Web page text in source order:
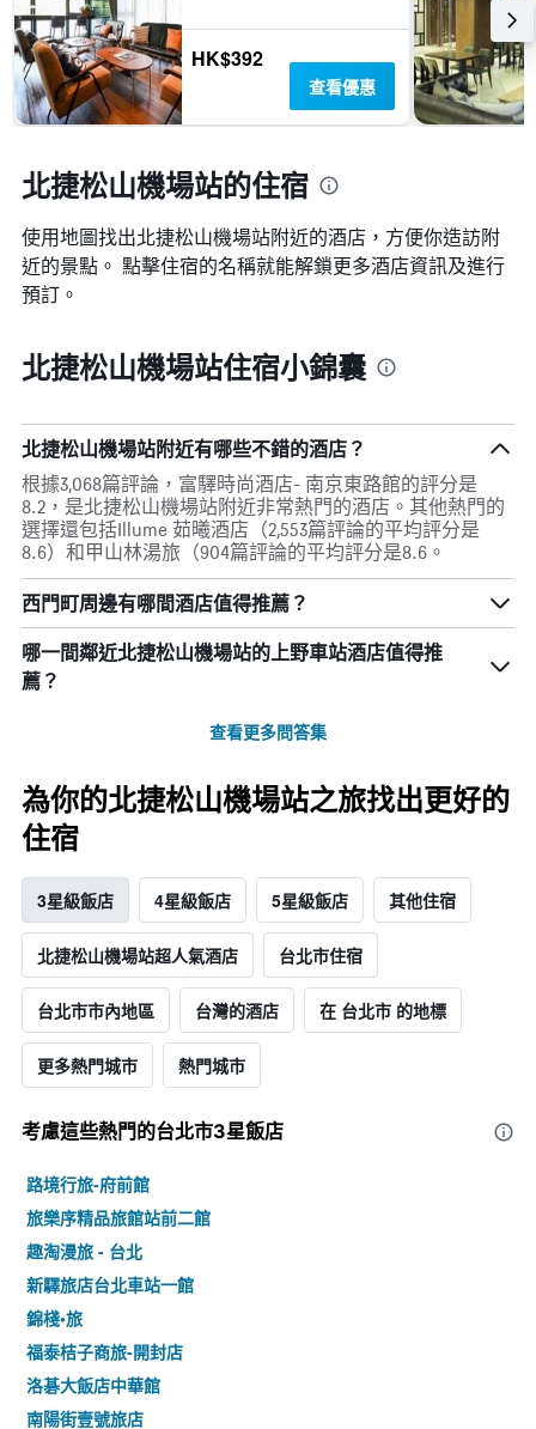
HK$392
查看優惠
北捷松山機場站的住宿
使用地圖找出北捷松山機場站​附近的酒店，方便你造訪附
近的景點。 點擊住宿的名稱就能解鎖更多酒店資訊及進行
預訂。
北捷松山機場站住宿小錦囊
北捷松山機場站附近有哪些不錯的酒店？
根據3,068篇評論，富驛時尚酒店- 南京東路館的評分是
8.2，是北捷松山機場站附近非常熱門的酒店。其他熱門的
選擇還包括Illume 茹曦酒店（2,553篇評論的平均評分是
8.6）和甲山林湯旅（904篇評論的平均評分是8.6。
西門町周邊有哪間酒店值得推薦？
哪一間鄰近北捷松山機場站的上野車站酒店值得推
薦？
查看更多問答集
為你的北捷松山機場站之旅找出更好的
住宿
3星級飯店 4星級飯店 5星級飯店 其他住宿
北捷松山機場站超人氣酒店 台北市住宿
台北市市內地區 台灣的酒店 在 台北市 的地標
更多熱門城市 熱門城市
考慮這些熱門的台北市3星​飯店
路境行旅-府前館
旅樂序精品旅館站前二館
趣淘漫旅 - 台北
新驛旅店台北車站一館
錦棧•旅
福泰桔子商旅-開封店
洛碁大飯店中華館
南陽街壹號旅店